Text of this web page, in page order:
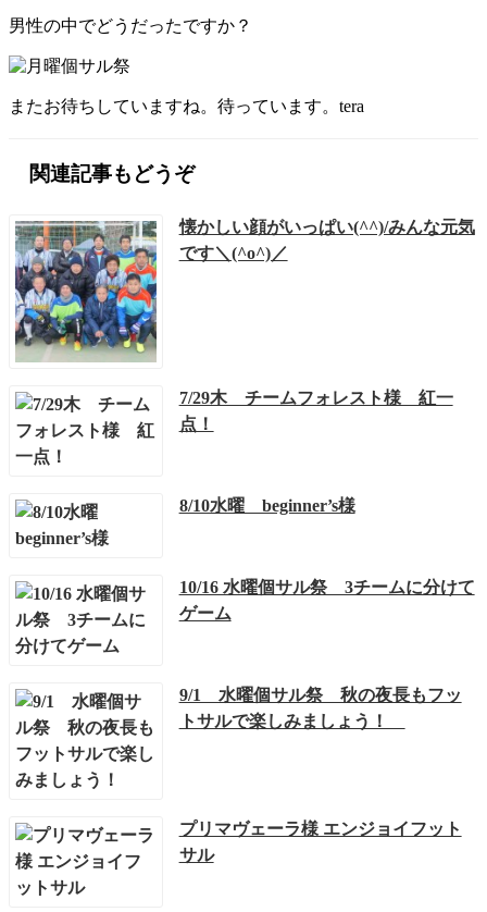
男性の中でどうだったですか？
またお待ちしていますね。待っています。tera
関連記事もどうぞ
懐かしい顔がいっぱい(^^)/みんな元気
です＼(^o^)／
7/29木 チームフォレスト様 紅一
点！
8/10水曜 beginner’s様
10/16 水曜個サル祭 3チームに分けて
ゲーム
9/1 水曜個サル祭 秋の夜長もフッ
トサルで楽しみましょう！
プリマヴェーラ様 エンジョイフット
サル